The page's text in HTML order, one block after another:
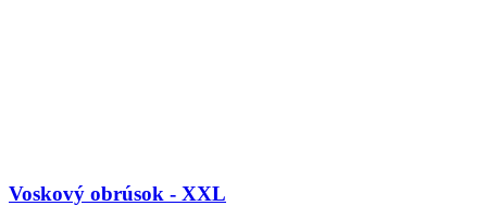
Voskový obrúsok - XXL